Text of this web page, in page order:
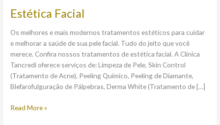
Estética Facial
Os melhores e mais modernos tratamentos estéticos para cuidar
e melhorar a saúde de sua pele facial. Tudo do jeito que você
merece. Confira nossos tratamentos de estética facial. A Clínica
Tancredi oferece serviços de: Limpeza de Pele, Skin Control
(Tratamento de Acne), Peeling Químico, Peeling de Diamante,
Blefarofulguração de Pálpebras, Derma White (Tratamento de […]
Estética
Read More »